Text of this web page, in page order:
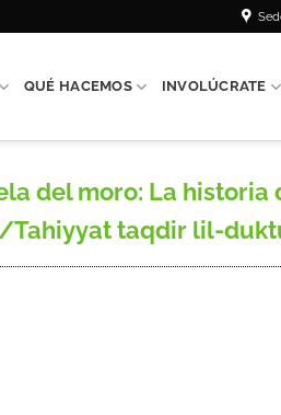
QUÉ HACEMOS INVOLÚCRATE
del moro: La
taqdir lil-